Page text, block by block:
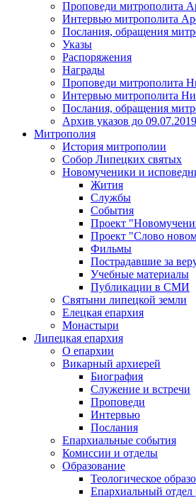
Проповеди митрополита
Интервью митрополита
Послания, обращения
Указы
Распоряжения
Награды
Проповеди митрополита
Интервью митрополита
Послания, обращения
Архив указов до 09.07.2019
Митрополия
История митрополии
Собор Липецких святых
Новомученики и
Жития
Службы
События
Проект
Проект "Слово
Фильмы
Пострадавшие за
Учебные материалы
Публикации в СМИ
Святыни липецкой земли
Елецкая епархия
Монастыри
Липецкая епархия
О епархии
Викарный архиерей
Биография
Служение и встречи
Проповеди
Интервью
Послания
Епархиальные события
Комиссии и отделы
Образование
Теологическое
Епархиальный отдел